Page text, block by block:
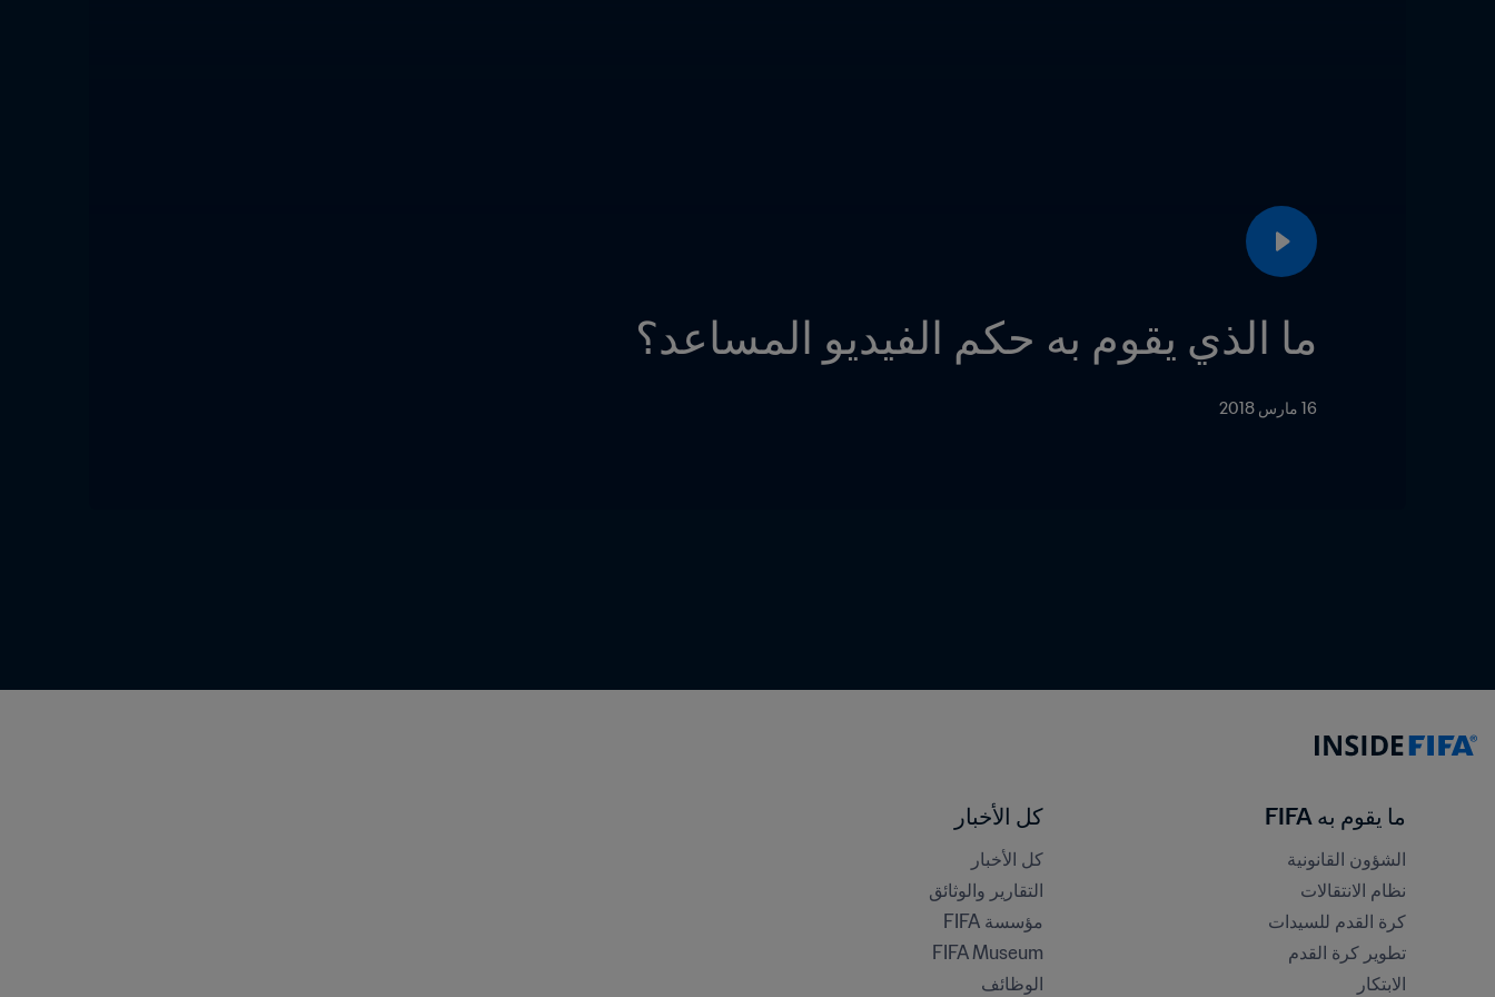
ما الذي يقوم به حكم الفيديو المساعد؟
16 مارس 2018
ما يقوم به FIFA
الشؤون القانونية
نظام الانتقالات
كرة القدم للسيدات
تطوير كرة القدم
الابتكار
كل الأخبار
كل الأخبار
التقارير والوثائق
مؤسسة FIFA
FIFA Museum
الوظائف